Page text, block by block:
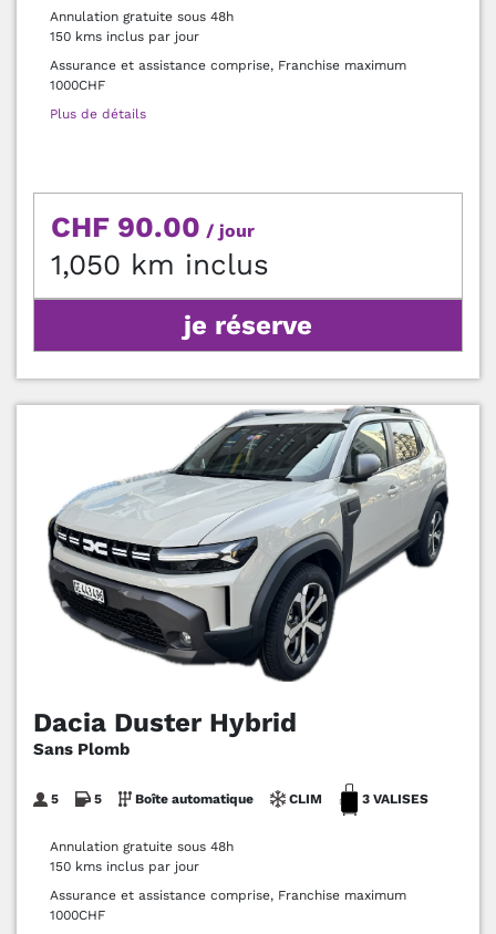
Annulation gratuite sous 48h
150 kms inclus par jour
Assurance et assistance comprise, Franchise maximum
1000CHF
Plus de détails
CHF 90.00 / jour
1,050 km inclus
je réserve
Dacia Duster Hybrid
Sans Plomb
5 5 Boîte automatique CLIM 3 VALISES
Annulation gratuite sous 48h
150 kms inclus par jour
Assurance et assistance comprise, Franchise maximum
1000CHF